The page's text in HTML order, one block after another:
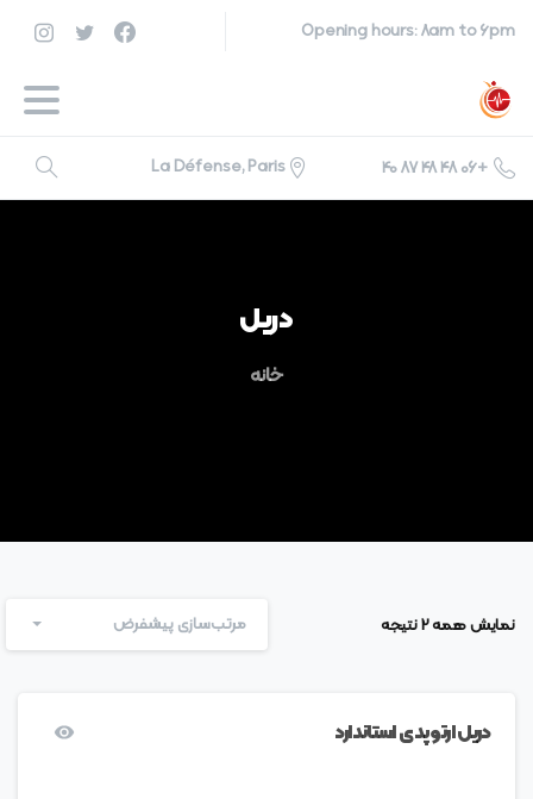
Opening hours: 8am to 6pm
+06 48 48 87 40
La Défense, Paris
جستجو
دریل
خانه
نمایش همه 2 نتیجه مرتب‌سازی پیشفرض
دریل ارتوپدی استاندارد